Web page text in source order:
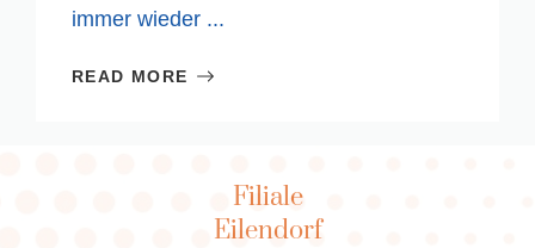
immer wieder ...
READ MORE
Filiale
Eilendorf